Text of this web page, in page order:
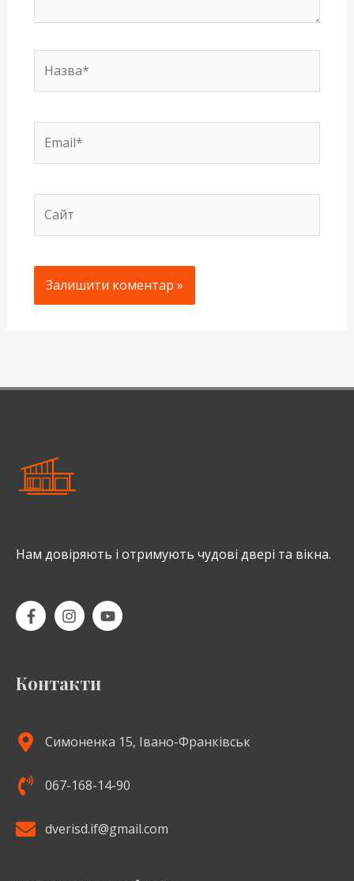
Нам довіряють і отримують чудові двері та вікна.
Контакти
Симоненка 15, Івано-Франківськ
067-168-14-90
dverisd.if@gmail.com